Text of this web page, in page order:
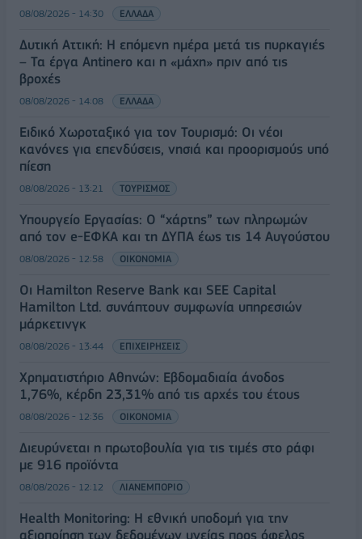
08/08/2026 - 14:30 ΕΛΛΑΔΑ
Δυτική Αττική: Η επόμενη ημέρα μετά τις πυρκαγιές
– Τα έργα Antinero και η «μάχη» πριν από τις
βροχές
08/08/2026 - 14:08 ΕΛΛΑΔΑ
Ειδικό Χωροταξικό για τον Τουρισμό: Οι νέοι
κανόνες για επενδύσεις, νησιά και προορισμούς υπό
πίεση
08/08/2026 - 13:21 ΤΟΥΡΙΣΜΟΣ
Υπουργείο Εργασίας: Ο “χάρτης” των πληρωμών
από τον e-ΕΦΚΑ και τη ΔΥΠΑ έως τις 14 Αυγούστου
08/08/2026 - 12:58 ΟΙΚΟΝΟΜΙΑ
Οι Hamilton Reserve Bank και SEE Capital
Hamilton Ltd. συνάπτουν συμφωνία υπηρεσιών
μάρκετινγκ
08/08/2026 - 13:44 ΕΠΙΧΕΙΡΗΣΕΙΣ
Χρηματιστήριο Αθηνών: Εβδομαδιαία άνοδος
1,76%, κέρδη 23,31% από τις αρχές του έτους
08/08/2026 - 12:36 ΟΙΚΟΝΟΜΙΑ
Διευρύνεται η πρωτοβουλία για τις τιμές στο ράφι
με 916 προϊόντα
08/08/2026 - 12:12 ΛΙΑΝΕΜΠΟΡΙΟ
Health Monitoring: Η εθνική υποδομή για την
αξιοποίηση των δεδομένων υγείας προς όφελος